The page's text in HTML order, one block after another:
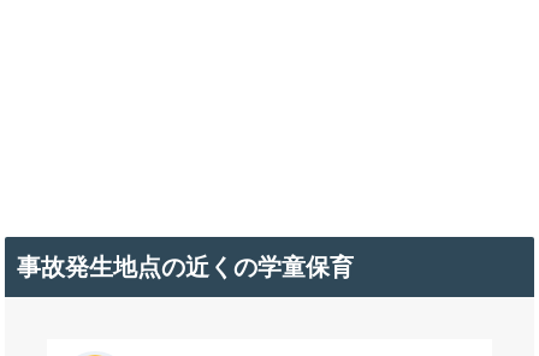
事故発生地点の近くの学童保育